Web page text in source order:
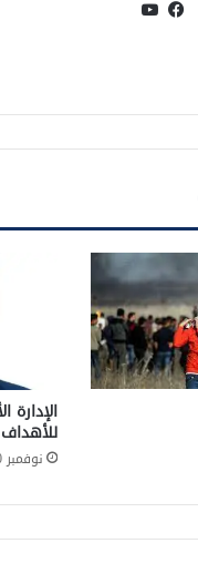
فيسبوك
الإدارة
نوفمبر 10, 2024